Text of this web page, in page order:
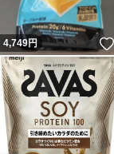
4,749円